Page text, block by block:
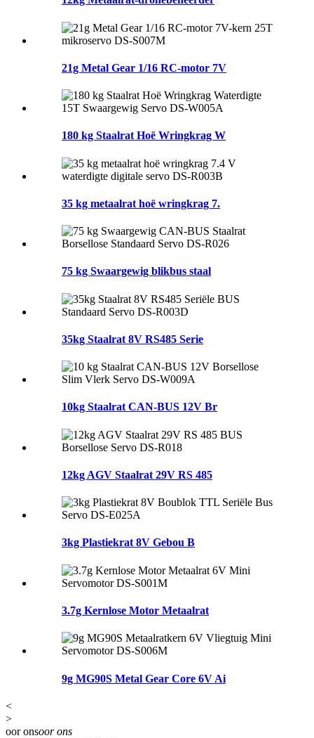
21g Metal Gear 1/16 RC-motor 7V
180 kg Staalrat Hoë Wringkrag W
35 kg metaalrat hoë wringkrag 7.
75 kg Swaargewig blikbus staal
35kg Staalrat 8V RS485 Serie
10kg Staalrat CAN-BUS 12V Br
12kg AGV Staalrat 29V RS 485
3kg Plastiekrat 8V Gebou B
3.7g Kernlose Motor Metaalrat
9g MG90S Metal Gear Core 6V Ai
<
>
oor onsoor ons